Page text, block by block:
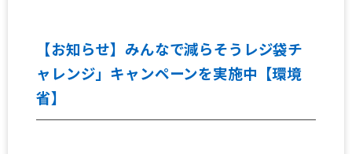
【お知らせ】みんなで減らそうレジ袋チ
ャレンジ」キャンペーンを実施中【環境
省】